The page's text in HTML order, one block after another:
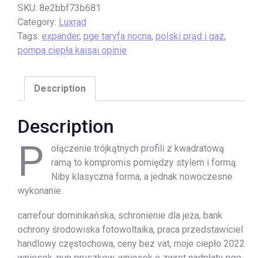
SKU: 8e2bbf73b681
Category: Luxrad
Tags: expander, pge taryfa nocna, polski prąd i gaz,
pompa ciepła kaisai opinie
Description
Description
P
ołączenie trójkątnych profili z kwadratową
ramą to kompromis pomiędzy stylem i formą.
Niby klasyczna forma, a jednak nowoczesne
wykonanie.
carrefour dominikańska, schronienie dla jeża, bank
ochrony środowiska fotowoltaika, praca przedstawiciel
handlowy częstochowa, ceny bez vat, moje ciepło 2022